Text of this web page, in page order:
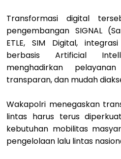
Transformasi digital
pengembangan SIGNAL
ETLE, SIM Digital,
berbasis Artificial
menghadirkan
transparan, dan mudah
Wakapolri menegaskan
lintas harus terus
kebutuhan mobilitas
pengelolaan lalu lintas